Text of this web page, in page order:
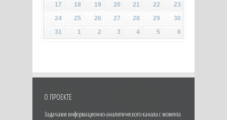
17
18 19 20 21 22
23
24
25 26 27 28 29
30
31
1 2 3 4 5 6
О ПРОЕКТЕ
Задачами информационно-аналитического канала с момента